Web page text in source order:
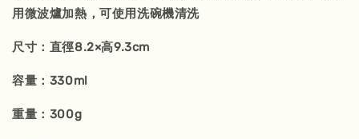
用微波爐加熱，可使用洗碗機清洗
尺寸：直徑8.2×高9.3cm
容量：330ml
重量：300g